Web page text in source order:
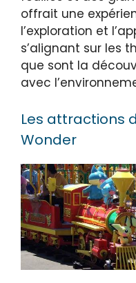
offrait une
l’exploration et
s’alignant sur les
que sont la
avec
Les attractions
Wonder